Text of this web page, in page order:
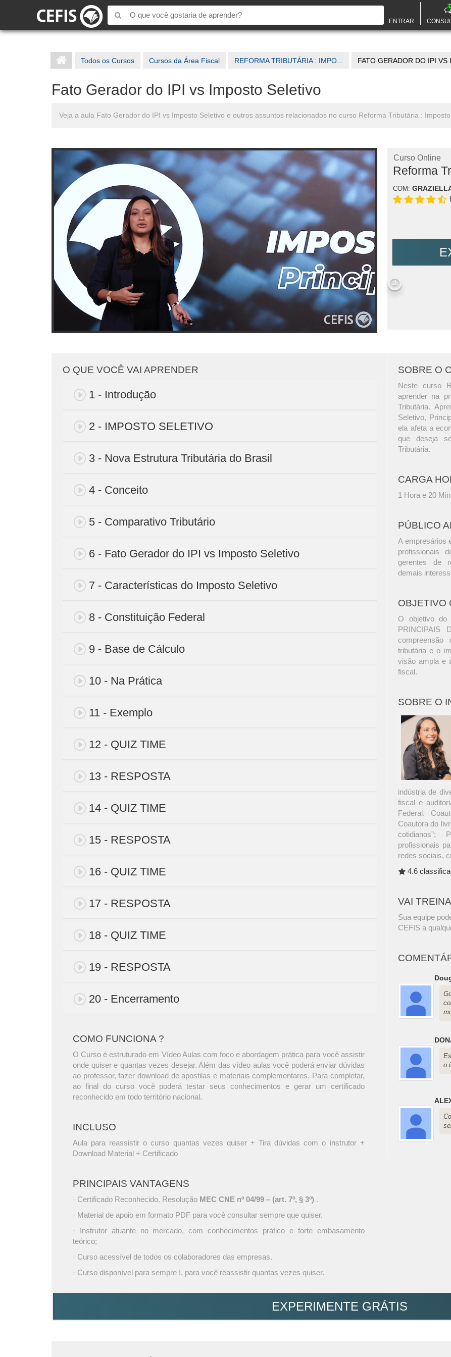
ENTRAR
Todos os Cursos Cursos da Área Fiscal REFORMA TRIBUTÁRIA : IMPO... FATO GERADOR DO IPI VS
Fato Gerador do IPI vs Imposto Seletivo
Veja a aula Fato Gerador do IPI vs Imposto Seletivo e outros assuntos relacionados no curso Reforma Tributária :
Curso Online
Reforma
COM:
O QUE VOCÊ VAI APRENDER
1 - Introdução
2 - IMPOSTO SELETIVO
3 - Nova Estrutura Tributária do Brasil
4 - Conceito
5 - Comparativo Tributário
6 - Fato Gerador do IPI vs Imposto Seletivo
7 - Características do Imposto Seletivo
8 - Constituição Federal
9 - Base de Cálculo
10 - Na Prática
11 - Exemplo
12 - QUIZ TIME
13 - RESPOSTA
14 - QUIZ TIME
15 - RESPOSTA
16 - QUIZ TIME
17 - RESPOSTA
18 - QUIZ TIME
19 - RESPOSTA
20 - Encerramento
COMO FUNCIONA ?
O Curso é estruturado em Vídeo Aulas com foco e abordagem prática para você assistir
onde quiser e quantas vezes desejar. Além das vídeo aulas você poderá enviar dúvidas
ao professor, fazer download de apostilas e materiais complementares. Para completar,
ao final do curso você poderá testar seus conhecimentos e gerar um certificado
reconhecido em todo território nacional.
INCLUSO
Aula para reassistir o curso quantas vezes quiser + Tira dúvidas com o instrutor +
Download Material + Certificado
PRINCIPAIS VANTAGENS
· Certificado Reconhecido. Resolução MEC CNE nº 04/99 – (art. 7º, § 3º) .
· Material de apoio em formato PDF para você consultar sempre que quiser.
· Instrutor atuante no mercado, com conhecimentos prático e forte embasamento
teórico;
· Curso acessível de todos os colaboradores das empresas.
· Curso disponível para sempre !, para você reassistir quantas vezes quiser.
SOBRE O
Neste curso
aprender na
Tributária.
Seletivo,
ela afeta a
que deseja
Tributária.
CARGA
1 Hora e 20
PÚBLICO
A empresários
profissionais
gerentes de
demais
OBJETIVO
O objetivo do
PRINCIPAIS
compreensão
tributária e o
visão ampla e
fiscal.
SOBRE O
indústria de
fiscal e
Federal.
Coautora do
cotidianos”;
profissionais
redes sociais,
4.6
VAI
Sua equipe
CEFIS a
o
EXPERIMENTE GRÁTIS